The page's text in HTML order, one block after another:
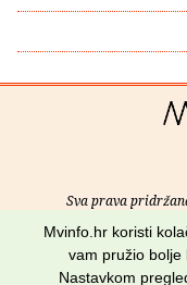
Sva prava
O nama•
Mvinfo.hr koristi
vam pružio bolje
Nastavkom